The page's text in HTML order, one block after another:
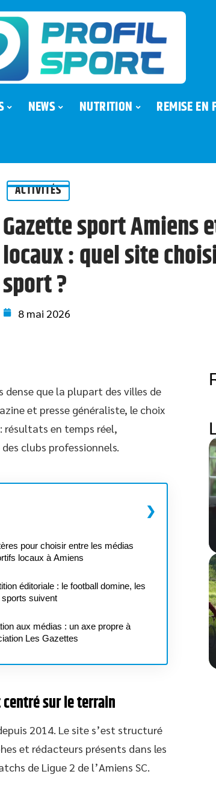
NEWS NUTRITION REMISE EN
ACTIVITÉS
Gazette sport Amiens
locaux : quel site
sport ?
8 mai 2026
que la plupart des villes de
et presse généraliste, le choix
résultats en temps réel,
clubs professionnels.
pour choisir entre les médias
locaux à Amiens
éditoriale : le football domine, les
suivent
aux médias : un axe propre à
Les Gazettes
sur le terrain
2014. Le site s’est structuré
et rédacteurs présents dans les
de Ligue 2 de l’Amiens SC.